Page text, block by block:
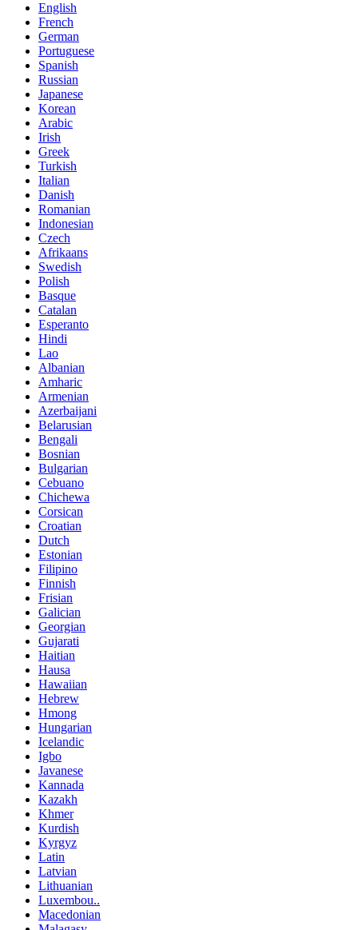
English
French
German
Portuguese
Spanish
Russian
Japanese
Korean
Arabic
Irish
Greek
Turkish
Italian
Danish
Romanian
Indonesian
Czech
Afrikaans
Swedish
Polish
Basque
Catalan
Esperanto
Hindi
Lao
Albanian
Amharic
Armenian
Azerbaijani
Belarusian
Bengali
Bosnian
Bulgarian
Cebuano
Chichewa
Corsican
Croatian
Dutch
Estonian
Filipino
Finnish
Frisian
Galician
Georgian
Gujarati
Haitian
Hausa
Hawaiian
Hebrew
Hmong
Hungarian
Icelandic
Igbo
Javanese
Kannada
Kazakh
Khmer
Kurdish
Kyrgyz
Latin
Latvian
Lithuanian
Luxembou..
Macedonian